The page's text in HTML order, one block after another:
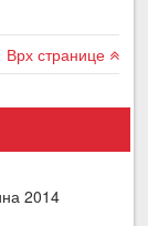
Врх странице
2014